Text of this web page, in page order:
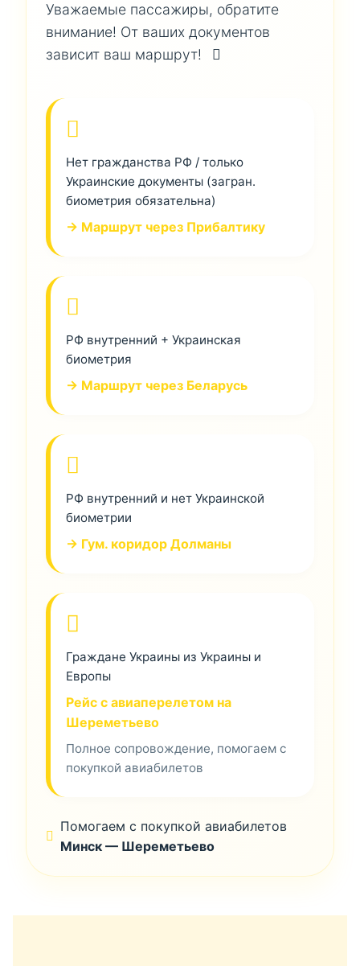
Уважаемые пассажиры, обратите
внимание! От ваших документов
зависит ваш маршрут!
Нет гражданства РФ / только
Украинские документы (загран.
биометрия обязательна)
→ Маршрут через Прибалтику
РФ внутренний + Украинская
биометрия
→ Маршрут через Беларусь
РФ внутренний и нет Украинской
биометрии
→ Гум. коридор Долманы
Граждане Украины из Украины и
Европы
Рейс с авиаперелетом на
Шереметьево
Полное сопровождение, помогаем с
покупкой авиабилетов
Помогаем с покупкой авиабилетов
Минск — Шереметьево